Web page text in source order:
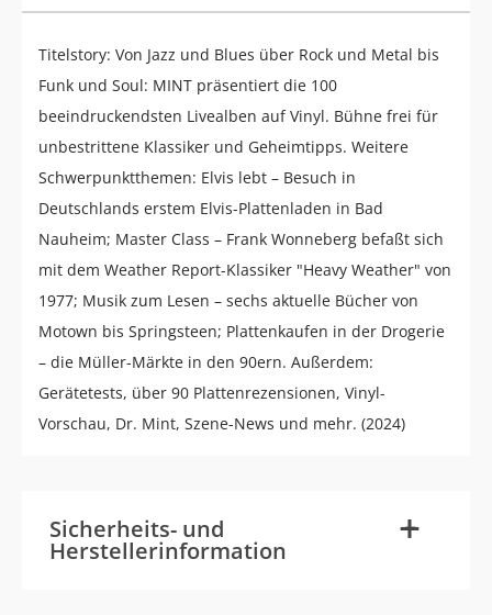
Titelstory: Von Jazz und Blues über Rock und Metal bis
Funk und Soul: MINT präsentiert die 100
beeindruckendsten Livealben auf Vinyl. Bühne frei für
unbestrittene Klassiker und Geheimtipps. Weitere
Schwerpunktthemen: Elvis lebt – Besuch in
Deutschlands erstem Elvis-Plattenladen in Bad
Nauheim; Master Class – Frank Wonneberg befaßt sich
mit dem Weather Report-Klassiker "Heavy Weather" von
1977; Musik zum Lesen – sechs aktuelle Bücher von
Motown bis Springsteen; Plattenkaufen in der Drogerie
– die Müller-Märkte in den 90ern. Außerdem:
Gerätetests, über 90 Plattenrezensionen, Vinyl-
Vorschau, Dr. Mint, Szene-News und mehr. (2024)
Sicherheits- und
Herstellerinformation +
-